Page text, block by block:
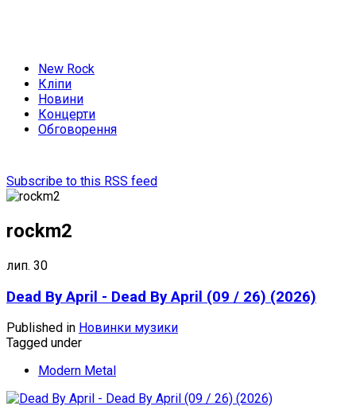
New Rock
Кліпи
Новини
Концерти
Обговорення
Subscribe to this RSS feed
rockm2
лип. 30
Dead By April - Dead By April (09 / 26) (2026)
Published in Новинки музики
Tagged under
Modern Metal